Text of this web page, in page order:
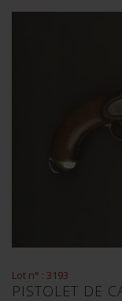
Lot n° : 3193
PISTOLET DE